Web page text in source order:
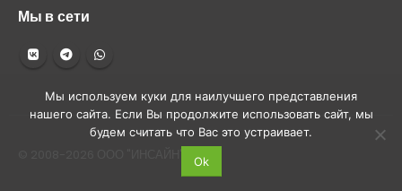
Мы в сети
Мы используем куки для наилучшего представления
нашего сайта. Если Вы продолжите использовать сайт, мы
будем считать что Вас это устраивает.
Ok